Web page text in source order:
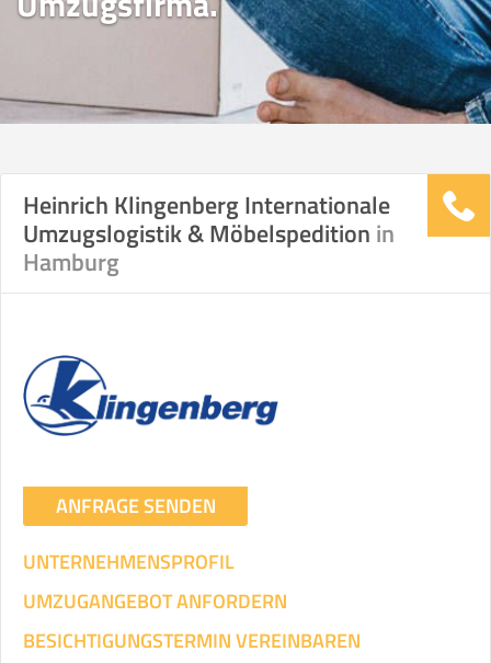
Heinrich Klingenberg Internationale
Umzugslogistik & Möbelspedition in
Hamburg
ANFRAGE SENDEN
UNTERNEHMENSPROFIL
UMZUGANGEBOT ANFORDERN
BESICHTIGUNGSTERMIN VEREINBAREN